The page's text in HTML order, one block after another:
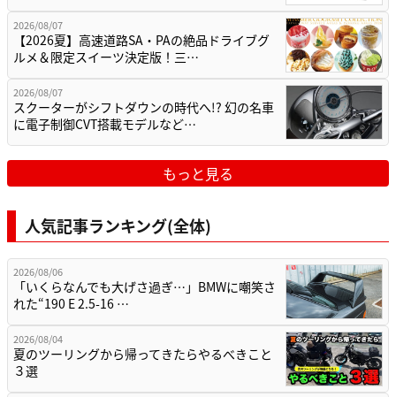
2026/08/07
【2026夏】高速道路SA・PAの絶品ドライブグ
ルメ＆限定スイーツ決定版！三…
2026/08/07
スクーターがシフトダウンの時代へ!? 幻の名車
に電子制御CVT搭載モデルなど…
もっと見る
人気記事ランキング(全体)
2026/08/06
「いくらなんでも大げさ過ぎ…」BMWに嘲笑さ
れた“190 E 2.5-16 …
2026/08/04
夏のツーリングから帰ってきたらやるべきこと
３選